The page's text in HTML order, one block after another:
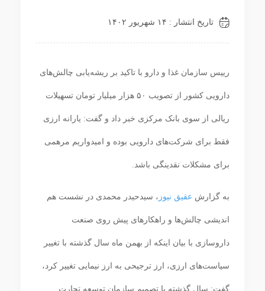
تاریخ انتشار : ۱۴ شهریور ۱۴۰۲
رییس سازمان غذا و دارو با تاکید بر ریشه‌یابی چالش‌های
دارویی کشور از تصویب ۵۰ هزار میلیار تومان تسهیلات
ریالی از سوی بانک مرکزی خبر داد و گفت: یارانه ارزی
فقط برای شرکت‌های دارویی بوده و امیدواریم مرهمی
برای مشکلات نقدینگی باشد.
به گزارش عقیق نیوز ، سیدحیدر محمدی در نشست هم
اندیشی چالش‌ها و راهکارهای پیش روی صنعت
داروسازی با بیان اینکه از بهمن‌ ماه سال گذشته با تغییر
سیاست‌های ارزی، ارز ترجیحی به ارز نیمایی تغییر کرد،
گفت: سال گذشته با تصمیم سازمان توسعه تجارت